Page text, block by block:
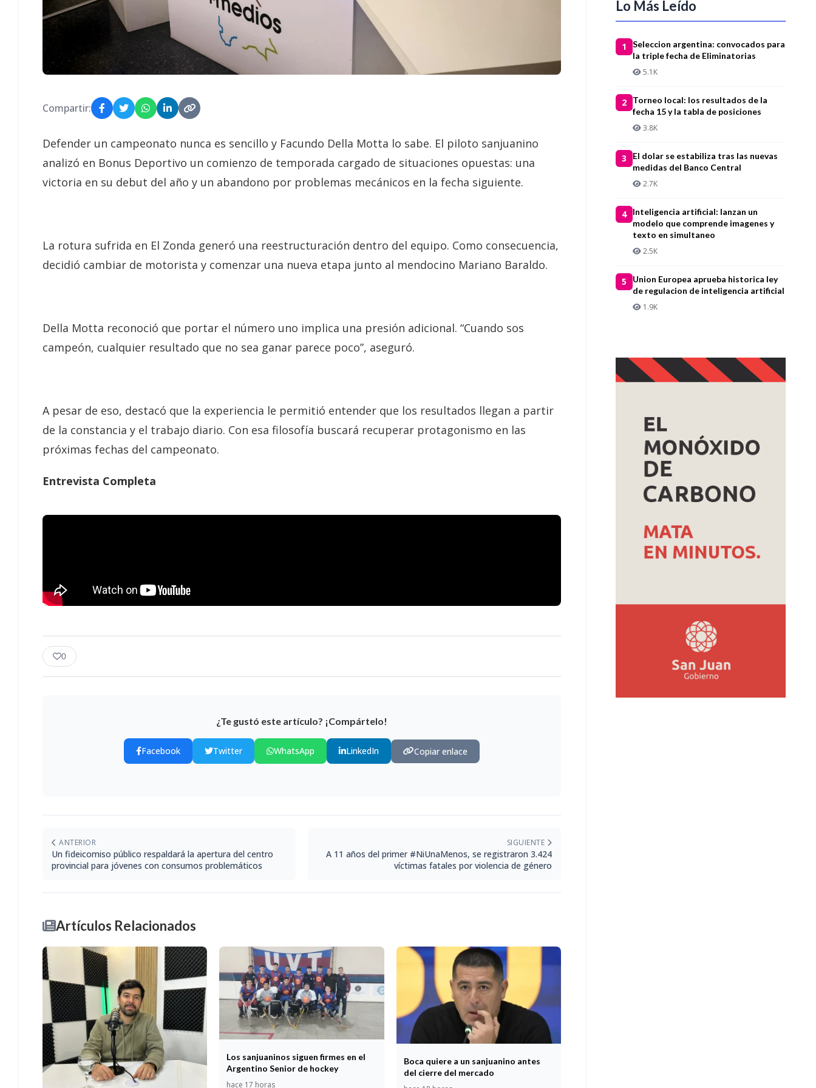
Compartir:
Defender un campeonato nunca es sencillo y Facundo Della Motta lo sabe. El piloto sanjuanino
analizó en Bonus Deportivo un comienzo de temporada cargado de situaciones opuestas: una
victoria en su debut del año y un abandono por problemas mecánicos en la fecha siguiente.
La rotura sufrida en El Zonda generó una reestructuración dentro del equipo. Como consecuencia,
decidió cambiar de motorista y comenzar una nueva etapa junto al mendocino Mariano Baraldo.
Della Motta reconoció que portar el número uno implica una presión adicional. “Cuando sos
campeón, cualquier resultado que no sea ganar parece poco”, aseguró.
A pesar de eso, destacó que la experiencia le permitió entender que los resultados llegan a partir
de la constancia y el trabajo diario. Con esa filosofía buscará recuperar protagonismo en las
próximas fechas del campeonato.
Entrevista Completa
0
¿Te gustó este artículo? ¡Compártelo!
Facebook Twitter WhatsApp LinkedIn Copiar enlace
ANTERIOR
Un fideicomiso público respaldará la apertura del centro
provincial para jóvenes con consumos problemáticos
SIGUIENTE
A 11 años del primer #NiUnaMenos, se registraron 3.424
víctimas fatales por violencia de género
Artículos Relacionados
Los sanjuaninos siguen firmes en el
Argentino Senior de hockey
hace 17 horas
Boca quiere a un sanjuanino antes
del cierre del mercado
Lo Más Leído
1
Seleccion argentina: convocados para
la triple fecha de Eliminatorias
5.1K
2
Torneo local: los resultados de la
fecha 15 y la tabla de posiciones
3.8K
3
El dolar se estabiliza tras las nuevas
medidas del Banco Central
2.7K
4
Inteligencia artificial: lanzan un
modelo que comprende imagenes y
texto en simultaneo
2.5K
5
Union Europea aprueba historica ley
de regulacion de inteligencia artificial
1.9K